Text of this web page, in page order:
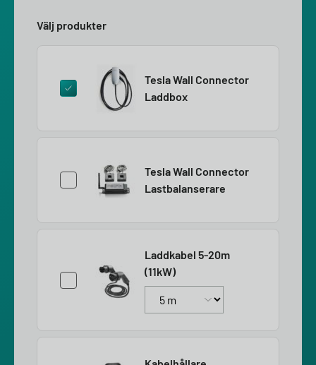
Välj produkter
Tesla Wall Connector
Laddbox
Tesla Wall Connector
Lastbalanserare
Laddkabel 5-20m
(11kW)